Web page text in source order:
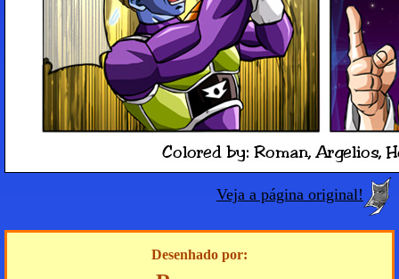
Veja a página original!
Desenhado por: